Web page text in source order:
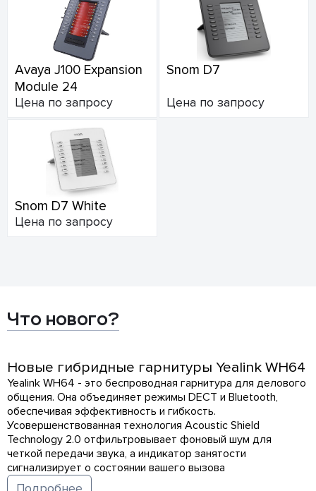
Avaya J100 Expansion
Module 24
Цена по запросу
Snom D7
Цена по запросу
Snom D7 White
Цена по запросу
Что нового?
Новые гибридные гарнитуры Yealink WH64
Yealink WH64 - это беспроводная гарнитура для делового
общения. Она объединяет режимы DECT и Bluetooth,
обеспечивая эффективность и гибкость.
Усовершенствованная технология Acoustic Shield
Technology 2.0 отфильтровывает фоновый шум для
четкой передачи звука, а индикатор занятости
сигнализирует о состоянии вашего вызова